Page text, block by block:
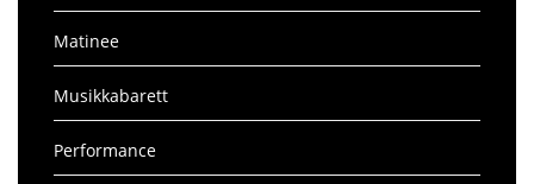
Matinee
Musikkabarett
Performance